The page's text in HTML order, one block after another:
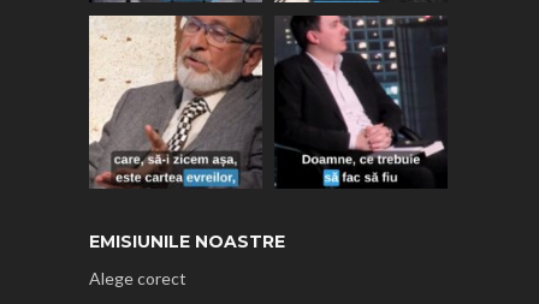
EMISIUNILE NOASTRE
Alege corect